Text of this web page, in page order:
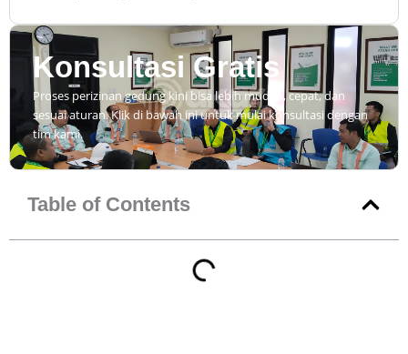
Konsultasi Gratis
Proses perizinan gedung kini bisa lebih mudah, cepat, dan
sesuai aturan. Klik di bawah ini untuk mulai konsultasi dengan
tim kami.
Table of Contents